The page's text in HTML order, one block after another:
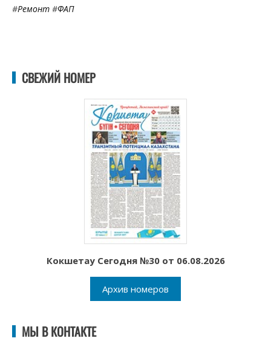
#Ремонт #ФАП
СВЕЖИЙ НОМЕР
Кокшетау Сегодня №30 от 06.08.2026
Архив номеров
МЫ В КОНТАКТЕ